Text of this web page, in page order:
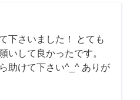
下さいました！ とても
いして良かったです。
助けて下さい^_^ ありが